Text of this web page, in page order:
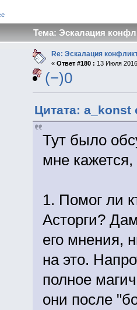
Тема: Эскалация
Re: Эскалация
« Ответ #180 : 13 Июля
(−)0
Цитата: a_konst
Тут было
мне
1. Помог ли
Асторги?
его мнения,
на это.
полное
они после